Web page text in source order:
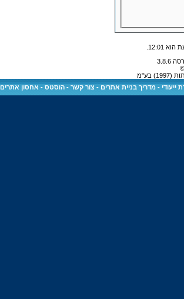
12:01
.
בע"מ
ייעודי -מדריך בניית אתרים -צור קשר -הוסטס - אחסון אתרים